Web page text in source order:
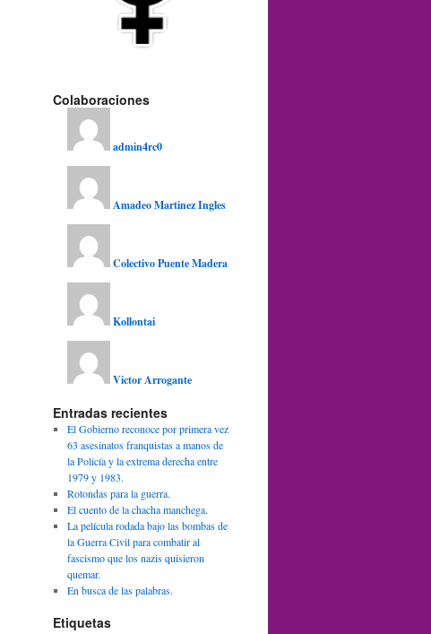
Colaboraciones
admin4rc0
Amadeo Martinez Ingles
Colectivo Puente Madera
Kollontai
Victor Arrogante
Entradas recientes
El Gobierno reconoce por primera vez
63 asesinatos franquistas a manos de
la Policía y la extrema derecha entre
1979 y 1983.
Rotondas para la guerra.
El cuento de la chacha manchega.
La película rodada bajo las bombas de
la Guerra Civil para combatir al
fascismo que los nazis quisieron
quemar.
En busca de las palabras.
Etiquetas